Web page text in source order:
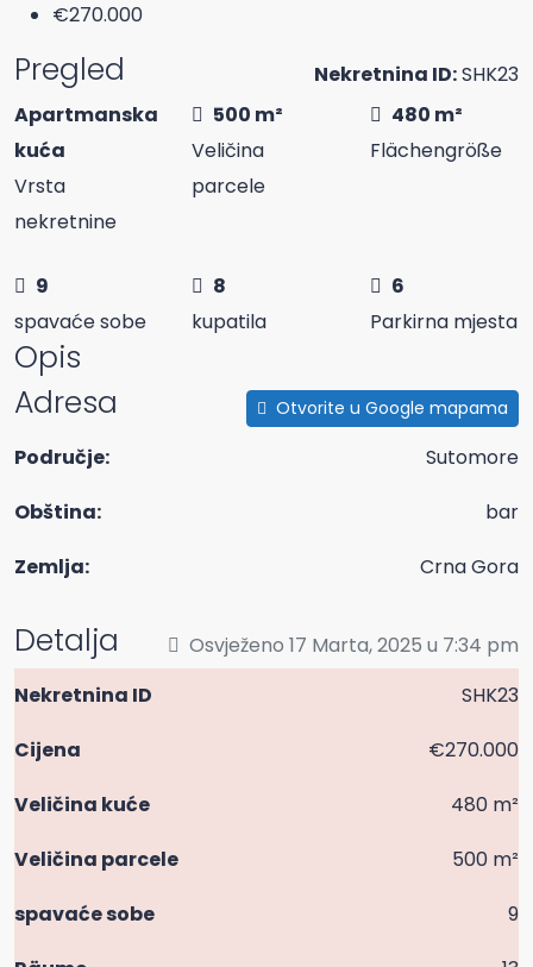
€270.000
Pregled Nekretnina ID:SHK23
Apartmanska
kuća
Vrsta
nekretnine
500 m²
Veličina
parcele
480 m²
Flächengröße
9
spavaće sobe
8
kupatila
6
Parkirna mjesta
Opis
Adresa
Otvorite u Google mapama
Područje:
Sutomore
Obština:
bar
Zemlja:
Crna Gora
Detalja
Osvježeno 17 Marta, 2025 u 7:34 pm
Nekretnina ID
SHK23
Cijena
€270.000
Veličina kuće
480 m²
Veličina parcele
500 m²
spavaće sobe
9